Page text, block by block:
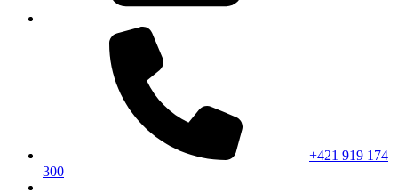
+421 919 174
300